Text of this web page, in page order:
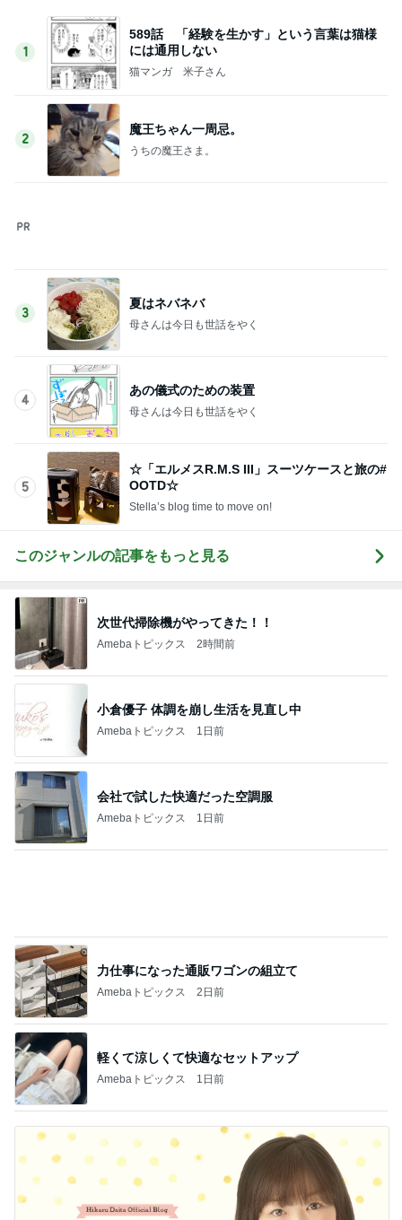
1
589話 「経験を生かす」という言葉は猫様
には通用しない
猫マンガ 米子さん
2
魔王ちゃん一周忌。
うちの魔王さま。
3
夏はネバネバ
母さんは今日も世話をやく
4
あの儀式のための装置
母さんは今日も世話をやく
5
☆「エルメスR.M.S III」スーツケースと旅の#
OOTD☆
Stella’s blog time to move on!
このジャンルの記事をもっと見る
次世代掃除機がやってきた！！
Amebaトピックス 2時間前
小倉優子 体調を崩し生活を見直し中
Amebaトピックス 1日前
会社で試した快適だった空調服
Amebaトピックス 1日前
力仕事になった通販ワゴンの組立て
Amebaトピックス 2日前
軽くて涼しくて快適なセットアップ
Amebaトピックス 1日前